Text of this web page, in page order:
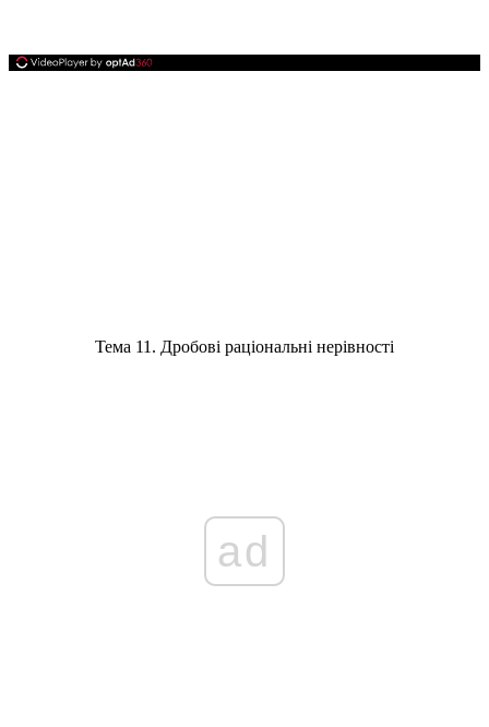
Тема 11. Дробові раціональні нерівності
ad